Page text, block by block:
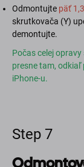
Odmontujte päť
skrutkovača (Y)
demontujte.
Počas celej
presne tam, odkiaľ
iPhone-u.
Step 7